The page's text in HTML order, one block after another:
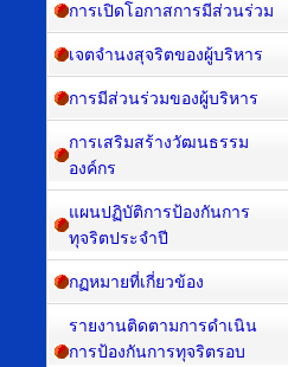
การเปิดโอกาสการมีส่วนร่วม
เจตจำนงสุจริตของผู้บริหาร
การมีส่วนร่วมของผู้บริหาร
การเสริมสร้างวัฒนธรรม
องค์กร
แผนปฏิบัติการป้องกันการ
ทุจริตประจำปี
กฏหมายที่เกี่ยวข้อง
รายงานติดตามการดำเนิน
การป้องกันการทุจริตรอบ